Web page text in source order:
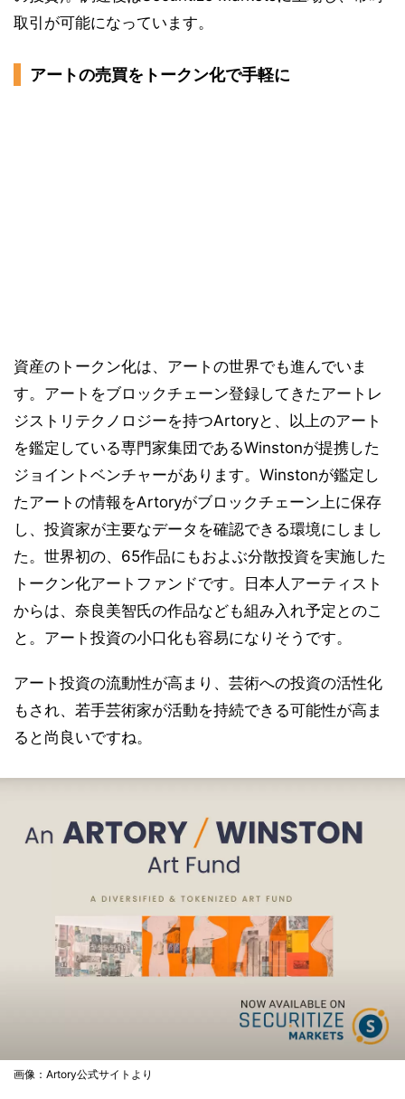
取引が可能になっています。
アートの売買をトークン化で手軽に
資産のトークン化は、アートの世界でも進んでいま
す。アートをブロックチェーン登録してきたアートレ
ジストリテクノロジーを持つArtoryと、以上のアート
を鑑定している専門家集団であるWinstonが提携した
ジョイントベンチャーがあります。Winstonが鑑定し
たアートの情報をArtoryがブロックチェーン上に保存
し、投資家が主要なデータを確認できる環境にしまし
た。世界初の、65作品にもおよぶ分散投資を実施した
トークン化アートファンドです。日本人アーティスト
からは、奈良美智氏の作品なども組み入れ予定とのこ
と。アート投資の小口化も容易になりそうです。
アート投資の流動性が高まり、芸術への投資の活性化
もされ、若手芸術家が活動を持続できる可能性が高ま
ると尚良いですね。
画像：Artory公式サイトより